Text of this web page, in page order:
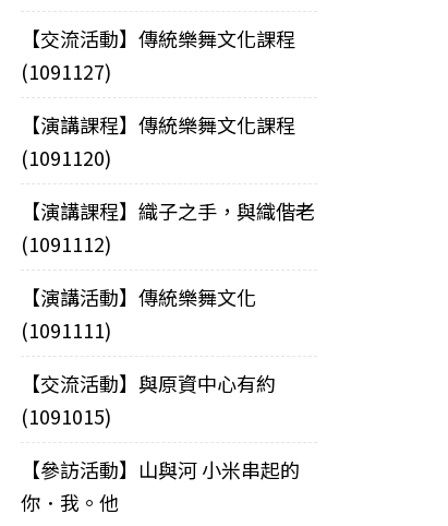
【交流活動】傳統樂舞文化課程
(1091127)
【演講課程】傳統樂舞文化課程
(1091120)
【演講課程】織子之手，與織偕老
(1091112)
【演講活動】傳統樂舞文化
(1091111)
【交流活動】與原資中心有約
(1091015)
【參訪活動】山與河 小米串起的
你．我。他